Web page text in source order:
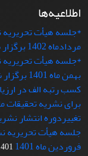
اطلاعیه‌ها
*جلسه هیأت تحریریه
مردادماه 1402 برگزار شد*
*جلسه هیأت تحریریه
بهمن ماه 1401 برگزار شد*
برای نشریه تحقیقات
تغییردوره انتشار
جلسه هیأت تحریریه
فروردین ماه 1401
02-07